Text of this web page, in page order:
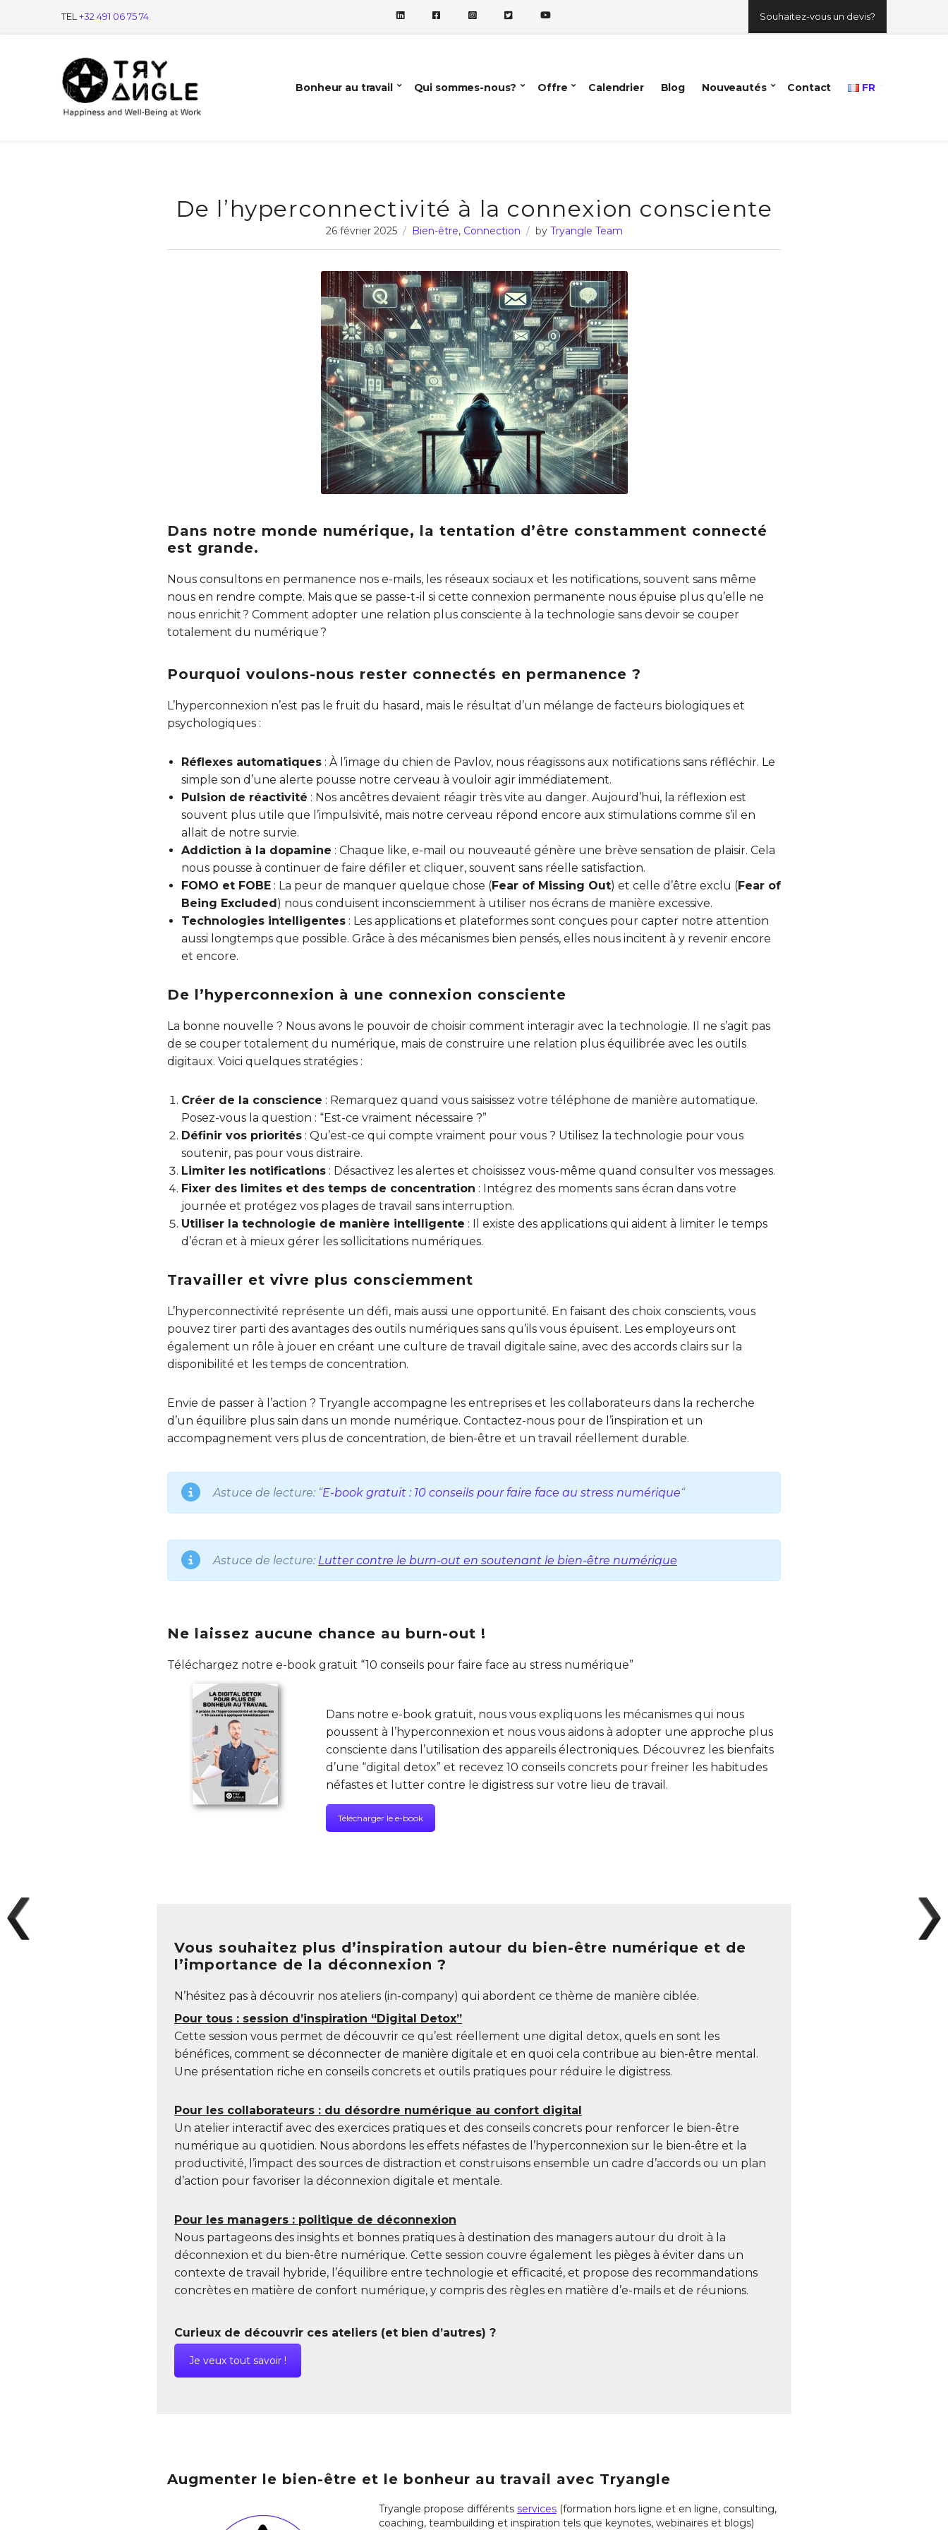
TEL +32 491 06 75 74 Souhaitez-vous un devis?
Bonheur au travail Qui sommes-nous? Offre Calendrier Blog Nouveautés Contact FR
De l’hyperconnectivité à la connexion consciente
26 février 2025 Bien-être, Connection by Tryangle Team
Dans notre monde numérique, la tentation d’être constamment connecté
est grande.
Nous consultons en permanence nos e-mails, les réseaux sociaux et les notifications, souvent sans même
nous en rendre compte. Mais que se passe-t-il si cette connexion permanente nous épuise plus qu’elle ne
nous enrichit ? Comment adopter une relation plus consciente à la technologie sans devoir se couper
totalement du numérique ?
Pourquoi voulons-nous rester connectés en permanence ?
L’hyperconnexion n’est pas le fruit du hasard, mais le résultat d’un mélange de facteurs biologiques et
psychologiques :
Réflexes automatiques : À l’image du chien de Pavlov, nous réagissons aux notifications sans réfléchir. Le
simple son d’une alerte pousse notre cerveau à vouloir agir immédiatement.
Pulsion de réactivité : Nos ancêtres devaient réagir très vite au danger. Aujourd’hui, la réflexion est
souvent plus utile que l’impulsivité, mais notre cerveau répond encore aux stimulations comme s’il en
allait de notre survie.
Addiction à la dopamine : Chaque like, e-mail ou nouveauté génère une brève sensation de plaisir. Cela
nous pousse à continuer de faire défiler et cliquer, souvent sans réelle satisfaction.
FOMO et FOBE : La peur de manquer quelque chose (Fear of Missing Out) et celle d’être exclu (Fear of
Being Excluded) nous conduisent inconsciemment à utiliser nos écrans de manière excessive.
Technologies intelligentes : Les applications et plateformes sont conçues pour capter notre attention
aussi longtemps que possible. Grâce à des mécanismes bien pensés, elles nous incitent à y revenir encore
et encore.
De l’hyperconnexion à une connexion consciente
La bonne nouvelle ? Nous avons le pouvoir de choisir comment interagir avec la technologie. Il ne s’agit pas
de se couper totalement du numérique, mais de construire une relation plus équilibrée avec les outils
digitaux. Voici quelques stratégies :
Créer de la conscience : Remarquez quand vous saisissez votre téléphone de manière automatique.
Posez-vous la question : “Est-ce vraiment nécessaire ?”
Définir vos priorités : Qu’est-ce qui compte vraiment pour vous ? Utilisez la technologie pour vous
soutenir, pas pour vous distraire.
Limiter les notifications : Désactivez les alertes et choisissez vous-même quand consulter vos messages.
Fixer des limites et des temps de concentration : Intégrez des moments sans écran dans votre
journée et protégez vos plages de travail sans interruption.
Utiliser la technologie de manière intelligente : Il existe des applications qui aident à limiter le temps
d’écran et à mieux gérer les sollicitations numériques.
Travailler et vivre plus consciemment
L’hyperconnectivité représente un défi, mais aussi une opportunité. En faisant des choix conscients, vous
pouvez tirer parti des avantages des outils numériques sans qu’ils vous épuisent. Les employeurs ont
également un rôle à jouer en créant une culture de travail digitale saine, avec des accords clairs sur la
disponibilité et les temps de concentration.
Envie de passer à l’action ? Tryangle accompagne les entreprises et les collaborateurs dans la recherche
d’un équilibre plus sain dans un monde numérique. Contactez-nous pour de l’inspiration et un
accompagnement vers plus de concentration, de bien-être et un travail réellement durable.
Astuce de lecture: “E-book gratuit : 10 conseils pour faire face au stress numérique“
Astuce de lecture: Lutter contre le burn-out en soutenant le bien-être numérique
Ne laissez aucune chance au burn-out !
Téléchargez notre e-book gratuit “10 conseils pour faire face au stress numérique”
Dans notre e-book gratuit, nous vous expliquons les mécanismes qui nous
poussent à l’hyperconnexion et nous vous aidons à adopter une approche plus
consciente dans l’utilisation des appareils électroniques. Découvrez les bienfaits
d’une “digital detox” et recevez 10 conseils concrets pour freiner les habitudes
néfastes et lutter contre le digistress sur votre lieu de travail.
Télécharger le e-book
Vous souhaitez plus d’inspiration autour du bien-être numérique et de
l’importance de la déconnexion ?
N’hésitez pas à découvrir nos ateliers (in-company) qui abordent ce thème de manière ciblée.
Pour tous : session d’inspiration “Digital Detox”
Cette session vous permet de découvrir ce qu’est réellement une digital detox, quels en sont les
bénéfices, comment se déconnecter de manière digitale et en quoi cela contribue au bien-être mental.
Une présentation riche en conseils concrets et outils pratiques pour réduire le digistress.
Pour les collaborateurs : du désordre numérique au confort digital
Un atelier interactif avec des exercices pratiques et des conseils concrets pour renforcer le bien-être
numérique au quotidien. Nous abordons les effets néfastes de l’hyperconnexion sur le bien-être et la
productivité, l’impact des sources de distraction et construisons ensemble un cadre d’accords ou un plan
d’action pour favoriser la déconnexion digitale et mentale.
Pour les managers : politique de déconnexion
Nous partageons des insights et bonnes pratiques à destination des managers autour du droit à la
déconnexion et du bien-être numérique. Cette session couvre également les pièges à éviter dans un
contexte de travail hybride, l’équilibre entre technologie et efficacité, et propose des recommandations
concrètes en matière de confort numérique, y compris des règles en matière d’e-mails et de réunions.
Curieux de découvrir ces ateliers (et bien d’autres) ?
Je veux tout savoir !
Augmenter le bien-être et le bonheur au travail avec Tryangle
Tryangle propose différents services(formation hors ligne et en ligne, consulting,
coaching, teambuilding et inspiration tels que keynotes, webinaires et blogs)